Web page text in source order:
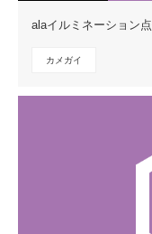
alaイルミネーション
カメガイ